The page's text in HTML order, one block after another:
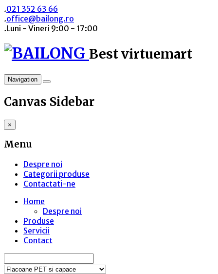
.021 352 63 66
.office@bailong.ro
.Luni - Vineri 9:00 - 17:00
Best virtuemart
Navigation
Canvas Sidebar
×
Menu
Despre noi
Categorii produse
Contactati-ne
Home
Despre noi
Produse
Servicii
Contact